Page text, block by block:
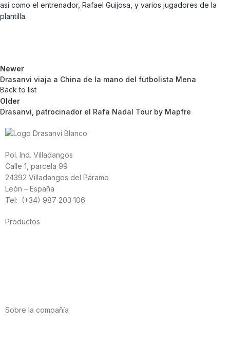
así como el entrenador, Rafael Guijosa, y varios jugadores de la
plantilla.
Newer
Drasanvi viaja a China de la mano del futbolista Mena
Back to list
Older
Drasanvi, patrocinador el Rafa Nadal Tour by Mapfre
Pol. Ind. Villadangos
Calle 1, parcela 99
24392 Villadangos del Páramo
León – España
Tel: (+34) 987 203 106
Productos
Sobre la compañía